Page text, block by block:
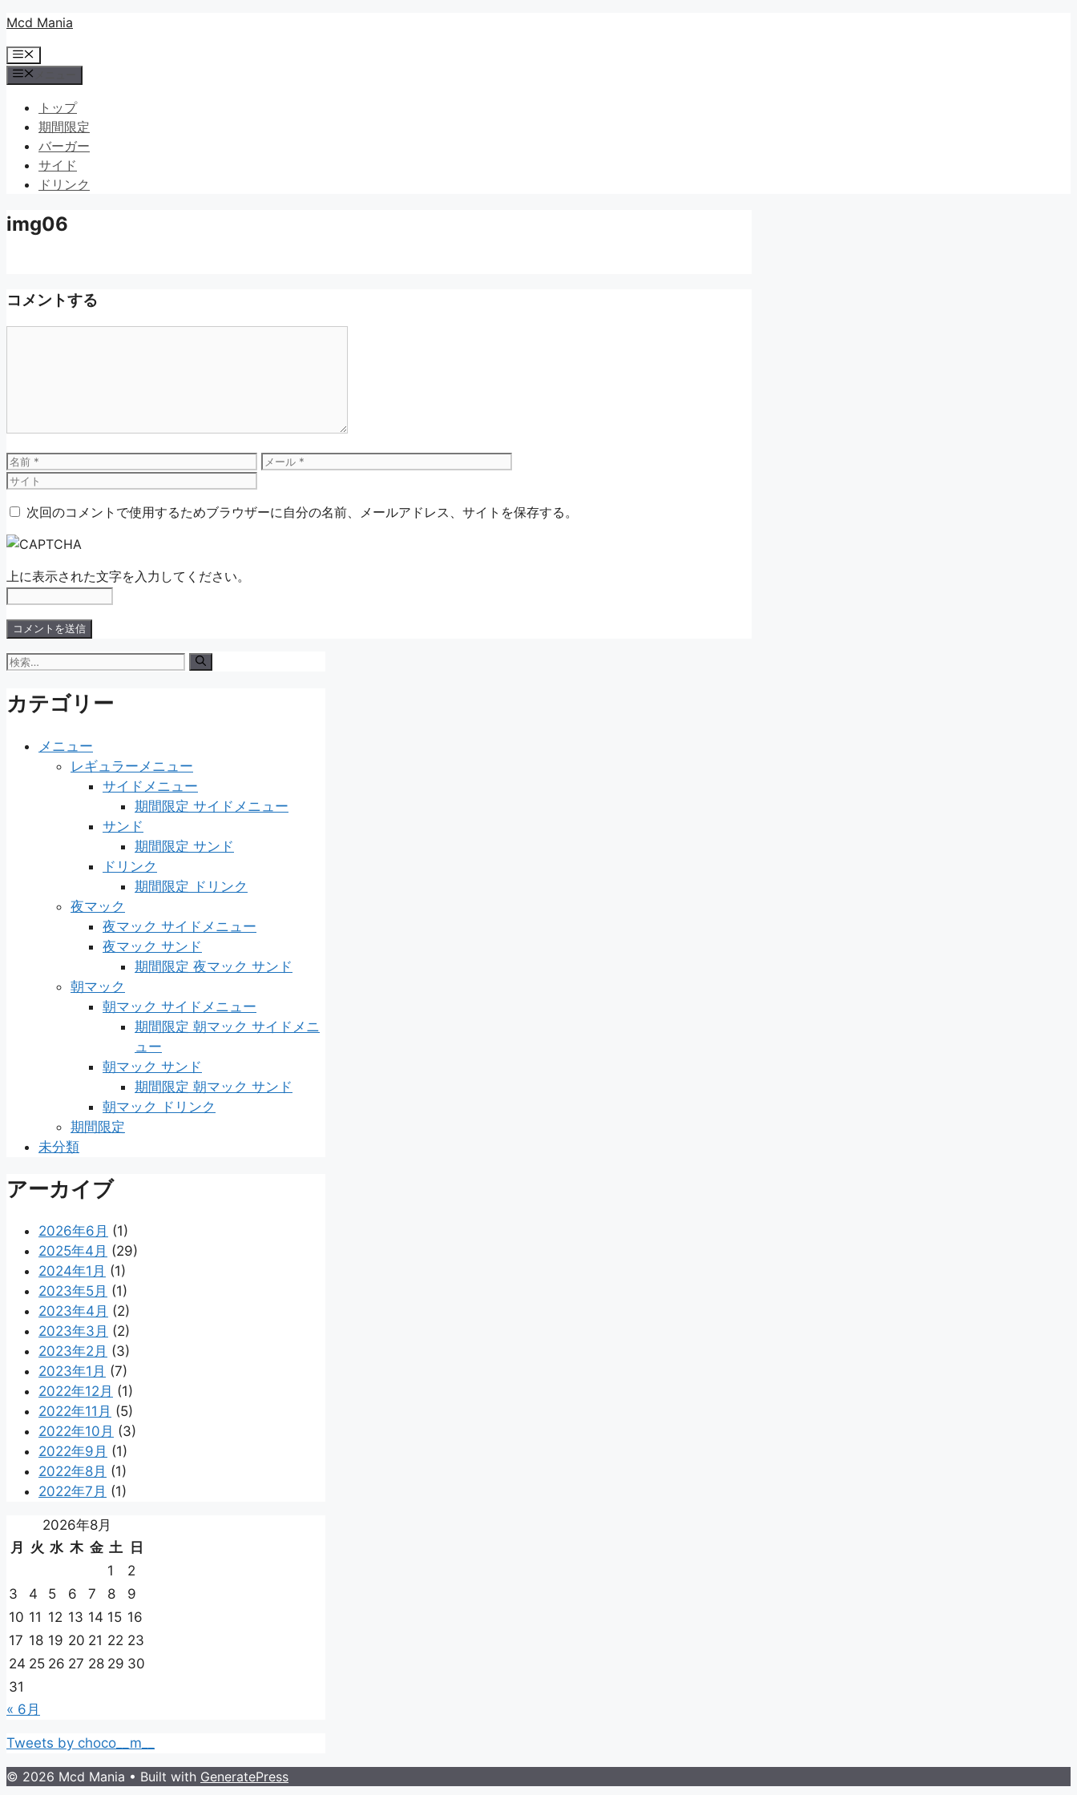
コ
テ
ン
Mcd Mania
メ
ニ
ュ
トップ
期間限定
バーガー
サイド
ドリンク
img06
コメントする
名
前
メ
次回のコメントで使用するためブラウザーに自分の名前、メールアドレス、サイトを保存する。
上に表示された文字を入力してください。
検
カテゴリー
メニュー
レギュラーメニュー
サイドメニュー
期間限定 サイドメニュー
サンド
期間限定 サンド
ドリンク
期間限定 ドリンク
夜マック
夜マック サイドメニュー
夜マック サンド
期間限定 夜マック サンド
朝マック
朝マック サイドメニュー
期間限定 朝マック サイドメニ
ュー
朝マック サンド
期間限定 朝マック サンド
朝マック ドリンク
期間限定
未分類
アーカイブ
2026年6月 (1)
2025年4月 (29)
2024年1月 (1)
2023年5月 (1)
2023年4月 (2)
2023年3月 (2)
2023年2月 (3)
2023年1月 (7)
2022年12月 (1)
2022年11月 (5)
2022年10月 (3)
2022年9月 (1)
2022年8月 (1)
2022年7月 (1)
2026年8月
月 火 水 木 金 土 日
1
2
3
4 5 6 7 8
9
10 11 12 13 14 15 16
17 18 19 20 21 22 23
24 25 26 27 28 29 30
31
« 6月
Tweets by choco__m__
© 2026 Mcd Mania • Built with GeneratePress